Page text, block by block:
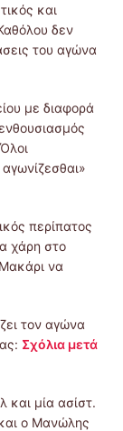
και
δεν
του αγώνα
με διαφορά
περίπατος
χάρη στο
να
τον αγώνα
Σχόλια μετά
και μία ασίστ.
ο Μανώλης